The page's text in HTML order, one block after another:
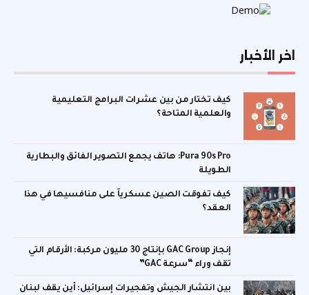
اخر الأخبار
كيف تختار من بين عشرات البرامج التعليمية
والعلمية المتاحة؟
Pura 90s Pro: هاتف يجمع التصوير الفائق والبطارية
الطويلة
كيف تفوقت الصين عسكرياً على منافسيها في هذا
العقد؟
إنجاز GAC Group بإنتاج 30 مليون مركبة: الأرقام التي
تقف وراء “سرعة GAC”
بين انتشار الجيش وتفجيرات إسرائيل: أين يقف لبنان